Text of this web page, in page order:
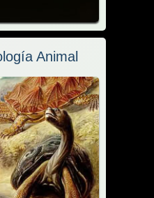
Animal